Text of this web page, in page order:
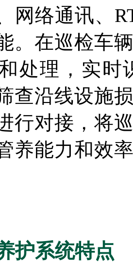
网络通讯、
。在巡检车
处理，实时
查沿线设施
行对接，将
养能力和效
护系统特点